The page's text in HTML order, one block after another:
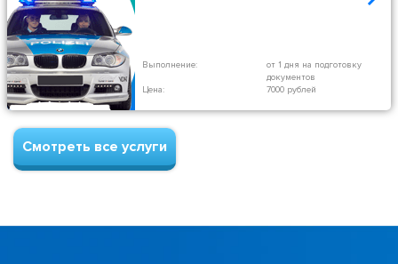
Выполнение:
от 1 дня на подготовку
документов
Цена:
7000 рублей
Смотреть все услуги